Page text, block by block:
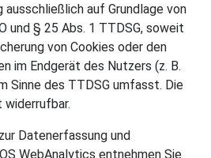
auf Grundlage von
und § 25 Abs. 1 TTDSG, soweit
von Cookies oder den
im Endgerät des Nutzers (z. B.
Sinne des TTDSG umfasst. Die
widerrufbar.
Datenerfassung und
WebAnalytics entnehmen Sie